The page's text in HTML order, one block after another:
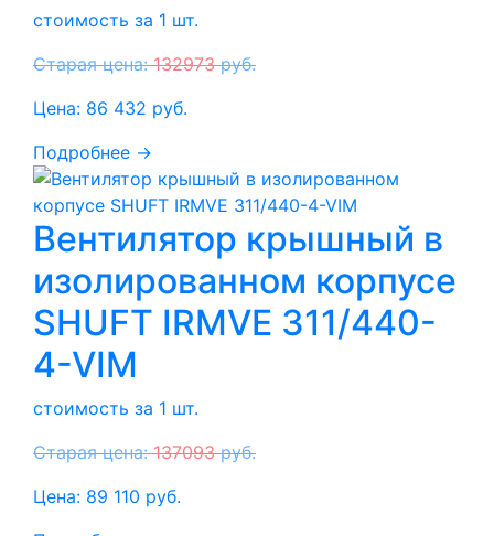
стоимость за 1 шт.
Старая цена:132973руб.
Цена: 86 432 руб.
Подробнее →
Вентилятор крышный в
изолированном корпусе
SHUFT IRMVE 311/440-
4-VIM
стоимость за 1 шт.
Старая цена:137093руб.
Цена: 89 110 руб.